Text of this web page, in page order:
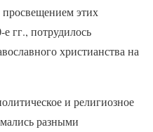
этих
гг., потрудилось
христианства на
и религиозное
разными